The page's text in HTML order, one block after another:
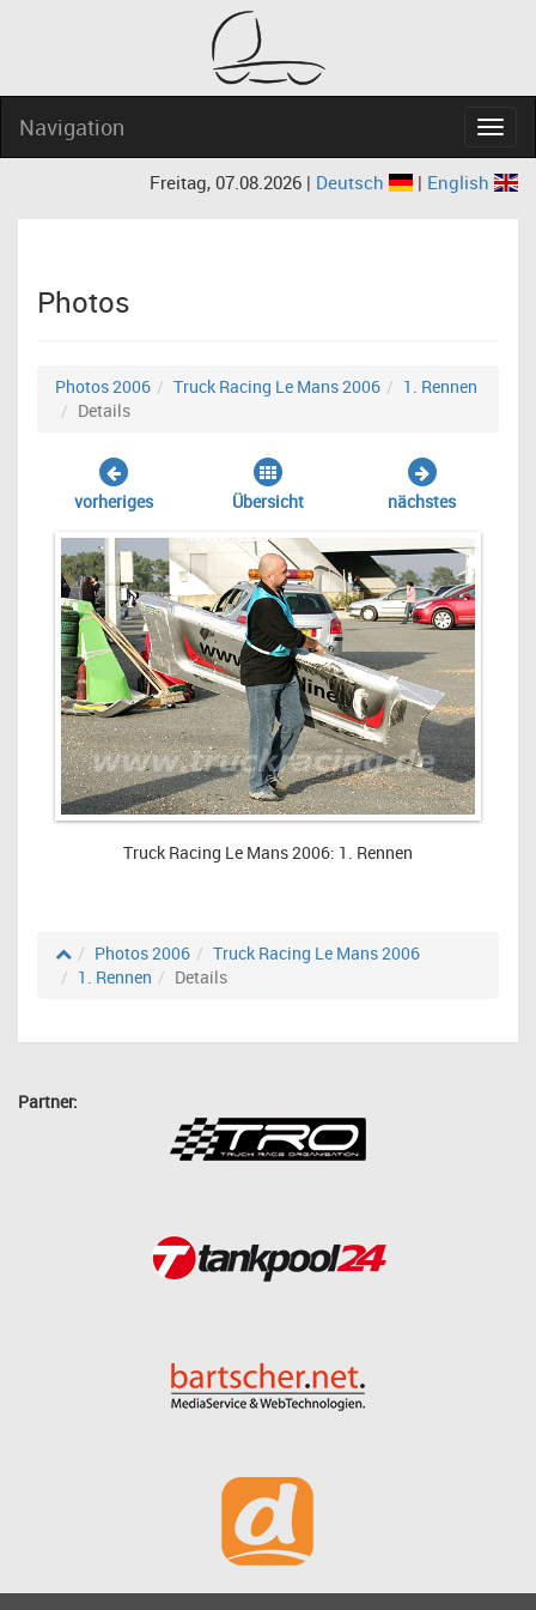
Navigation
Freitag, 07.08.2026 | Deutsch | English
Photos
Photos 2006 Truck Racing Le Mans 2006
1. Rennen
Details
vorheriges Übersicht nächstes
Truck Racing Le Mans 2006: 1. Rennen
Photos 2006
Truck Racing Le Mans 2006
1. Rennen
Details
Partner: